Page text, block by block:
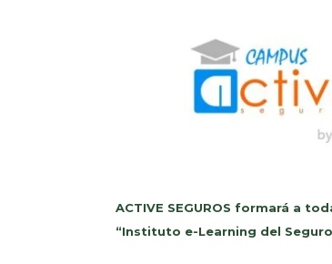
ACTIVE SEGUROS formará a
“Instituto e-Learning del